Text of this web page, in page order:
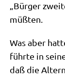
„Bür­ger
müßten.
Was aber
führ­te in
daß die